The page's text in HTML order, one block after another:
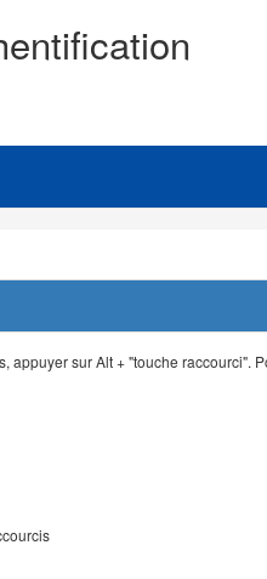
appuyer sur Alt + "touche raccourci".